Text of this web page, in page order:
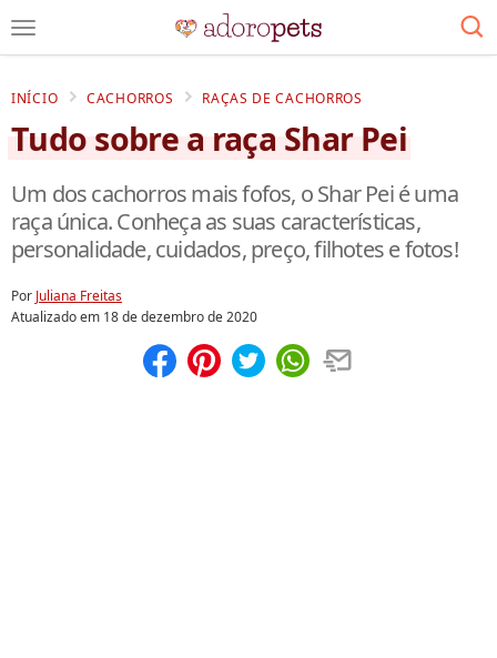
INÍCIO CACHORROS RAÇAS DE CACHORROS
Tudo sobre a raça Shar Pei
Um dos cachorros mais fofos, o Shar Pei é uma
raça única. Conheça as suas características,
personalidade, cuidados, preço, filhotes e fotos!
Por Juliana Freitas
Atualizado em 18 de dezembro de 2020